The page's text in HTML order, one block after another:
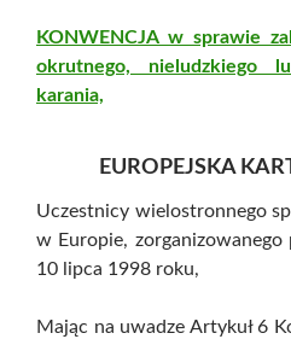
KONWENCJA w sprawie
okrutnego, nieludzkiego
karania,
EUROPEJSKA
Uczestnicy wielostronnego
w Europie,
10 lipca 1998 roku,
Mając na uwadze Artykuł 6